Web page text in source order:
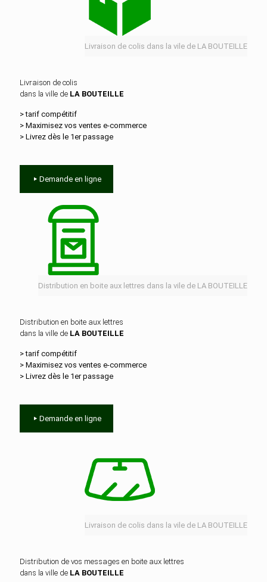
Livraison de colis dans la vile de LA BOUTEILLE
Livraison de colis
dans la ville de LA BOUTEILLE
> tarif compétitif
> Maximisez vos ventes e‑commerce
> Livrez dès le 1er passage
Demande en ligne
Distribution en boite aux lettres dans la vile de LA BOUTEILLE
Distribution en boite aux lettres
dans la ville de LA BOUTEILLE
> tarif compétitif
> Maximisez vos ventes e‑commerce
> Livrez dès le 1er passage
Demande en ligne
Livraison de colis dans la vile de LA BOUTEILLE
Distribution de vos messages en boite aux lettres
dans la ville de LA BOUTEILLE